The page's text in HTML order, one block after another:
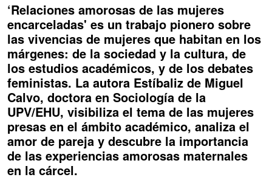
‘Relaciones amorosas de las mujeres
encarceladas' es un trabajo pionero sobre
las vivencias de mujeres que habitan en los
márgenes: de la sociedad y la cultura, de
los estudios académicos, y de los debates
feministas. La autora Estíbaliz de Miguel
Calvo, doctora en Sociología de la
UPV/EHU, visibiliza el tema de las mujeres
presas en el ámbito académico, analiza el
amor de pareja y descubre la importancia
de las experiencias amorosas maternales
en la cárcel.